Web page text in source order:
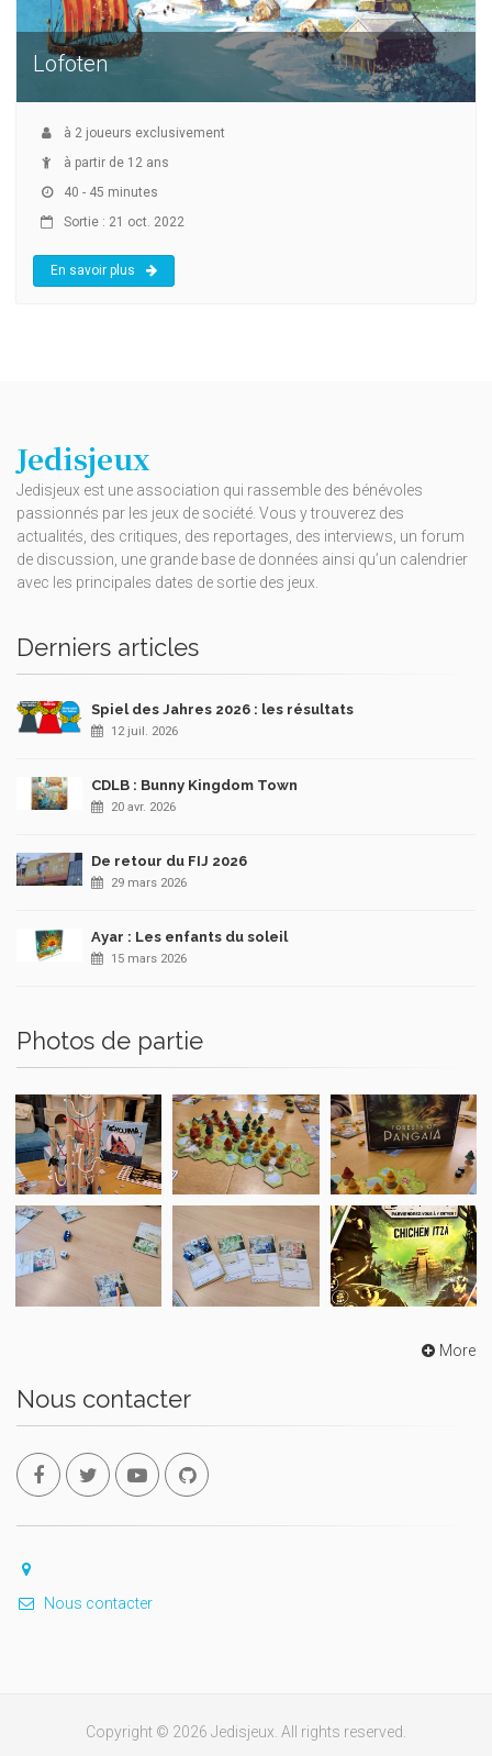
Lofoten
à 2 joueurs exclusivement
à partir de 12 ans
40 - 45 minutes
Sortie : 21 oct. 2022
En savoir plus
Jedisjeux
Jedisjeux est une association qui rassemble des bénévoles
passionnés par les jeux de société. Vous y trouverez des
actualités, des critiques, des reportages, des interviews, un forum
de discussion, une grande base de données ainsi qu’un calendrier
avec les principales dates de sortie des jeux.
Derniers articles
Spiel des Jahres 2026 : les résultats
12 juil. 2026
CDLB : Bunny Kingdom Town
20 avr. 2026
De retour du FIJ 2026
29 mars 2026
Ayar : Les enfants du soleil
15 mars 2026
Photos de partie
More
Nous contacter
Nous contacter
Copyright © 2026 Jedisjeux. All rights reserved.